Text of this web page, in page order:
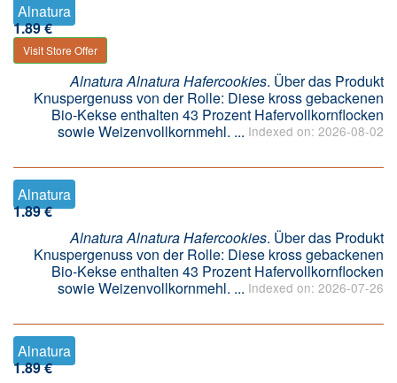
Alnatura
1.89 €
Visit Store Offer
Alnatura Alnatura Hafercookies. Über das Produkt
Knuspergenuss von der Rolle: Diese kross gebackenen
Bio-Kekse enthalten 43 Prozent Hafervollkornflocken
sowie Weizenvollkornmehl. ... Indexed on: 2026-08-02
Alnatura
1.89 €
Alnatura Alnatura Hafercookies. Über das Produkt
Knuspergenuss von der Rolle: Diese kross gebackenen
Bio-Kekse enthalten 43 Prozent Hafervollkornflocken
sowie Weizenvollkornmehl. ... Indexed on: 2026-07-26
Alnatura
1.89 €